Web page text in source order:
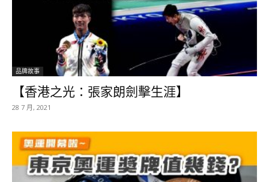
品牌故事
【香港之光：張家朗劍擊生涯】
28 7 月, 2021